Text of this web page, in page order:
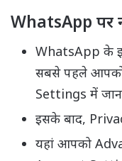
WhatsApp पर
WhatsApp के
सबसे पहले आपको
Settings में
इसके बाद,
यहां आपको